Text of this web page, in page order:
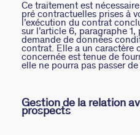
Ce traitement est
pré contractuelles prises à
l’exécution du contrat
sur l’article 6, paragraphe
demande de données
contrat. Elle a un caractère
concernée est tenue de
elle ne pourra pas passer
Gestion de la relation
prospects